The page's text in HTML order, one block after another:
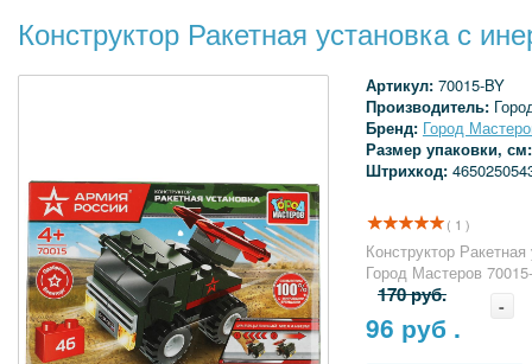
Конструктор Ракетная установка с
Артикул: 70015-BY
Производитель:
Бренд: Город
Размер упаковки,
Штрихкод:
( 1 )
Конструктор
Город Мастеров
170 руб.
96 руб .
-